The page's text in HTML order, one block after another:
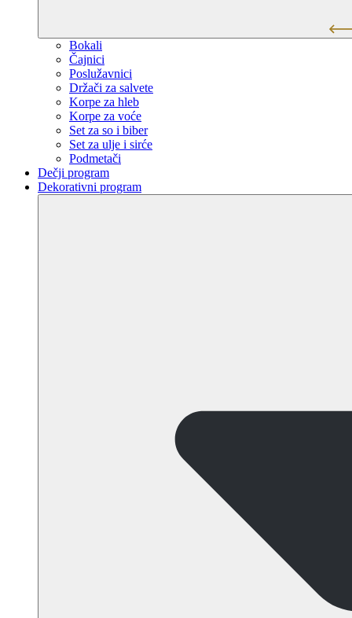
Bokali
Čajnici
Poslužavnici
Držači za salvete
Korpe za hleb
Korpe za voće
Set za so i biber
Set za ulje i sirće
Podmetači
Dečji program
Dekorativni program